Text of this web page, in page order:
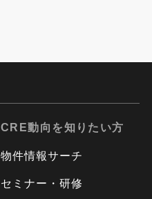
CRE動向を知りたい方
物件情報サーチ
セミナー・研修